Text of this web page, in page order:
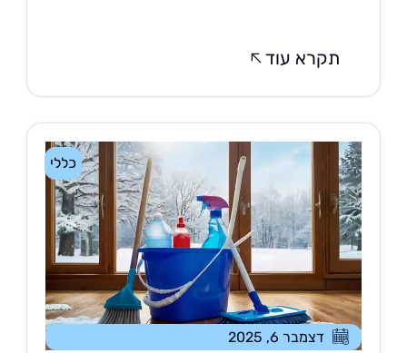
תקרא עוד
כללי
דצמבר 6, 2025